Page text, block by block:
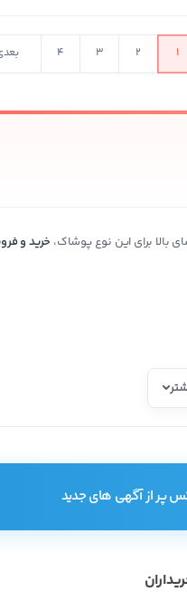
1
2
3
4
بالا برای این نوع پوشاک، خرید و
فروشان کالای مغازه خود را
کیفیت خوبی ندارند.
پر از آگهی های جدید